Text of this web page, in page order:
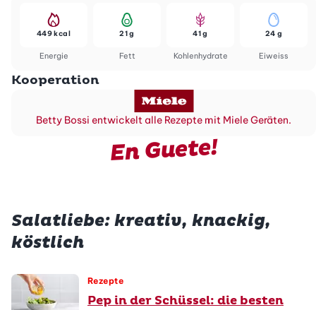
Energie
449 kcal
Fett
21 g
Kohlenhydrate
41 g
Eiweiss
24 g
Kooperation
Betty Bossi entwickelt alle Rezepte mit Miele Geräten.
En Guete!
Salatliebe: kreativ, knackig,
köstlich
Rezepte
Pep in der Schüssel: die besten